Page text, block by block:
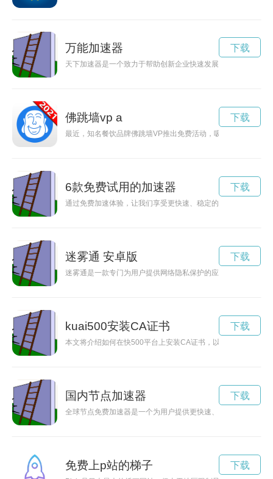
万能加速器
天下加速器是一个致力于帮助创新企业快速发展的平台，通过
下载
佛跳墙vp a
最近，知名餐饮品牌佛跳墙VP推出免费活动，吸引了众多食客
下载
6款免费试用的加速器
通过免费加速体验，让我们享受更快速、稳定的网络连接，让网
下载
迷雾通 安卓版
迷雾通是一款专门为用户提供网络隐私保护的应用，现在都可
下载
kuai500安装CA证书
本文将介绍如何在快500平台上安装CA证书，以提高交易安全
下载
国内节点加速器
全球节点免费加速器是一个为用户提供更快速、更稳定的网络
下载
免费上p站的梯子 下载